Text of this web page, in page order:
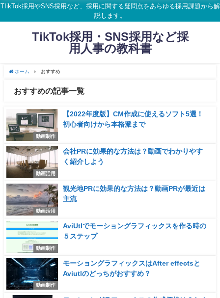
TIikTok採用やSNS採用など、採用に関する疑問点をあらゆる採用課題から解
説します。
TikTok採用・SNS採用など採
用人事の教科書
ホーム おすすめ
おすすめの記事一覧
動画制作
【2022年度版】CM作成に使えるソフト5選！
初心者向けから本格派まで
動画活用
会社PRに効果的な方法は？動画でわかりやす
く紹介しよう
動画活用
観光地PRに効果的な方法は？動画PRが最近は
主流
動画制作
AviUtlでモーショングラフィックスを作る時の
５ステップ
動画制作
モーショングラフィックスはAfter effectsと
Aviutlのどっちがおすすめ？